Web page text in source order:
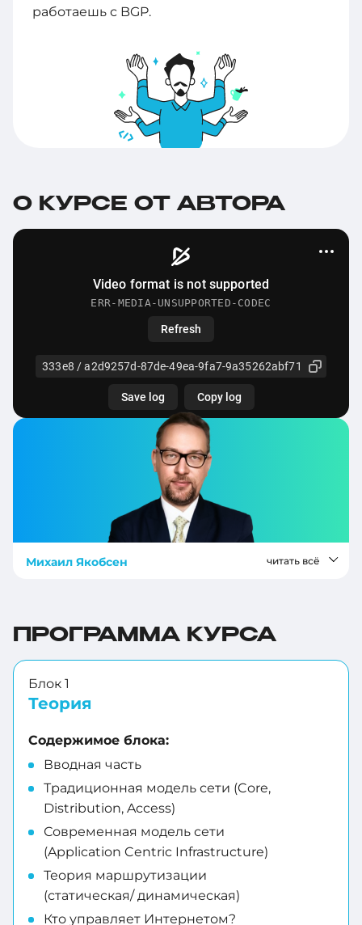
работаешь с BGP.
О КУРСЕ ОТ АВТОРА
Михаил Якобсен читать всё
ПРОГРАММА КУРСА
Блок 1
Теория
Содержимое блока:
Вводная часть
Традиционная модель сети (Core,
Distribution, Access)
Современная модель сети
(Application Centric Infrastructure)
Теория маршрутизации
(статическая/ динамическая)
Кто управляет Интернетом?